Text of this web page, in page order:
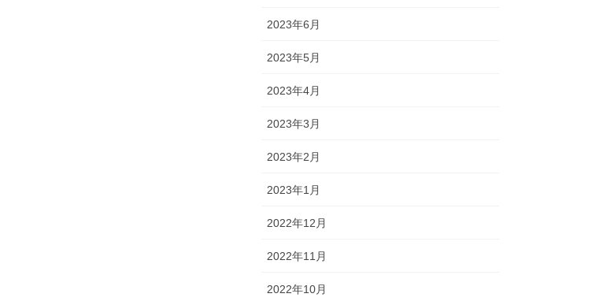
2023年6月
2023年5月
2023年4月
2023年3月
2023年2月
2023年1月
2022年12月
2022年11月
2022年10月